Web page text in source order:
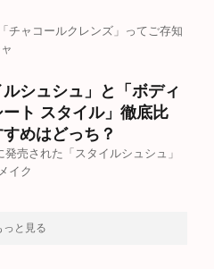
チャコールクレンズ」ってご存知
ルシュシュ」と「ボディ
ート スタイル」徹底比
めはどっち？
発売された「スタイルシュシュ」
イク
と見る